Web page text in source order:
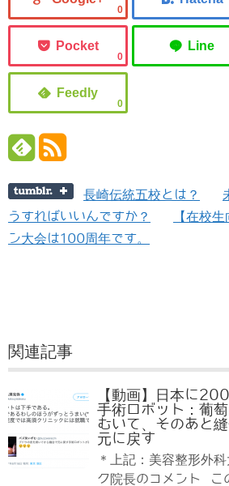
0
0
0
長崎伝統五校とは？
うすればいいんですか？
【在校
ン大会は100周年です。
関連記事
【動画】日本に
手術ロボット：葡
むいて、そのあと
元に戻す
＊上記：美容整形外
ク院長のコメント こ